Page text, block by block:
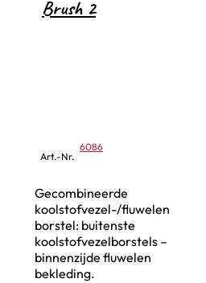
Brush 2
Art.-Nr.
6086
Gecombineerde
koolstofvezel-/fluwelen
borstel: buitenste
koolstofvezelborstels –
binnenzijde fluwelen
bekleding.